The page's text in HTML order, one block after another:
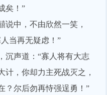
矣！”
中，不由欣然一笑，
当再无疑虑！”
声道：“寡人将有大志
计，你却力主死战灭之，
？尔后勿再恃强逞勇！”